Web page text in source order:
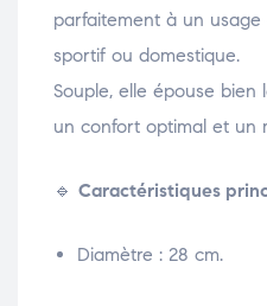
parfaitement à un usage
sportif ou domestique.
Souple, elle épouse
un confort optimal et un
🔹 Caractéristiques
Diamètre : 28 cm.